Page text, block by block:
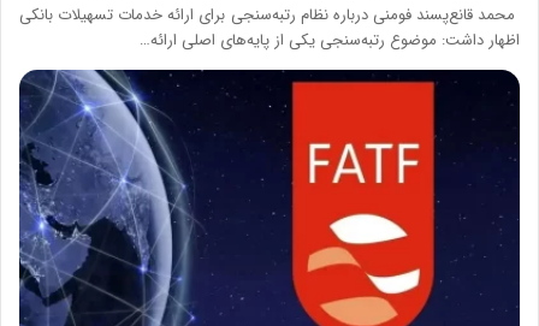
محمد قانع‌پسند فومنی درباره نظام رتبه‌سنجی برای ارائه خدمات تسهیلات بانکی
اظهار داشت: موضوع رتبه‌سنجی یکی از پایه‌های اصلی ارائه…